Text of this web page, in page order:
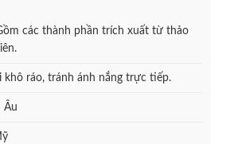
các thành phần trích xuất từ thảo
khô ráo, tránh ánh nắng trực tiếp.
Âu